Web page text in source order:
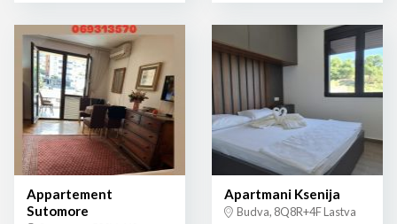
Appartement
Sutomore
Apartmani Ksenija
Budva, 8Q8R+4F Lastva